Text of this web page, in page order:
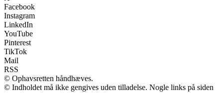
Facebook
Instagram
LinkedIn
YouTube
Pinterest
TikTok
Mail
RSS
© Ophavsretten håndhæves.
© Indholdet må ikke gengives uden tilladelse. Nogle links på siden